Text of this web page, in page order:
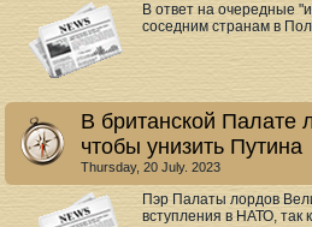
В ответ на очередные
соседним странам в
В британской Палате
чтобы унизить Путина
Thursday, 20 July. 2023
Пэр Палаты лордов
вступления в НАТО, так